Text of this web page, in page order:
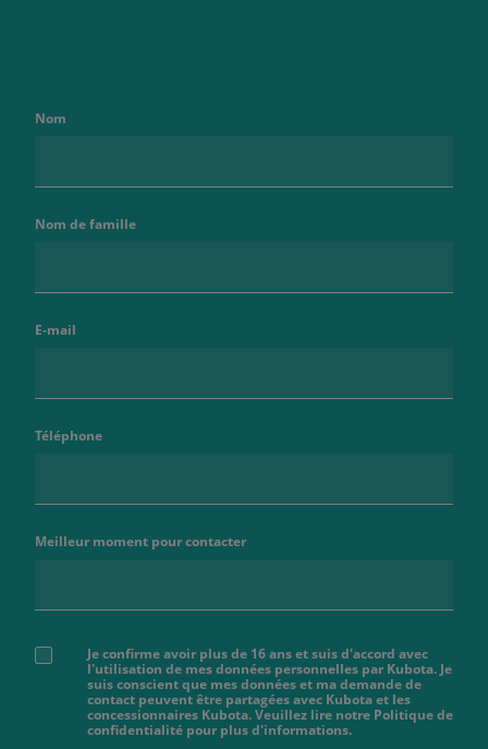
Nom
Nom de famille
E-mail
Téléphone
Meilleur moment pour contacter
Je confirme avoir plus de 16 ans et suis d'accord avec
l'utilisation de mes données personnelles par Kubota. Je
suis conscient que mes données et ma demande de
contact peuvent être partagées avec Kubota et les
concessionnaires Kubota. Veuillez lire notre Politique de
confidentialité pour plus d'informations.